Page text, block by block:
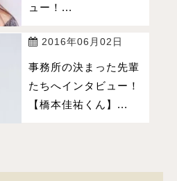
ュー！...
2016年06月02日
事務所の決まった先輩
たちへインタビュー！
【橋本佳祐くん】...